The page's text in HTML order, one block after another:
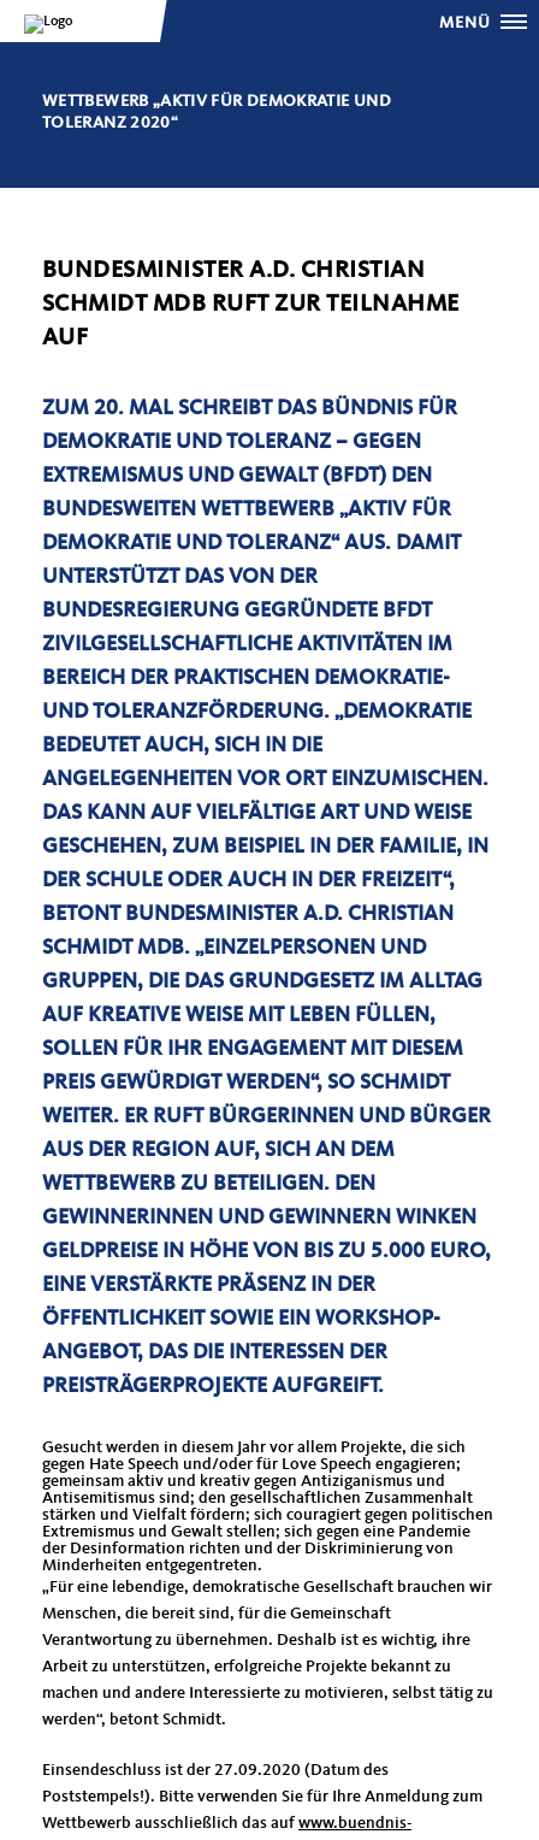
MENÜ
WETTBEWERB „AKTIV FÜR DEMOKRATIE UND
TOLERANZ 2020“
BUNDESMINISTER A.D. CHRISTIAN
SCHMIDT MDB RUFT ZUR TEILNAHME
AUF
ZUM 20. MAL SCHREIBT DAS BÜNDNIS FÜR
DEMOKRATIE UND TOLERANZ – GEGEN
EXTREMISMUS UND GEWALT (BFDT) DEN
BUNDESWEITEN WETTBEWERB „AKTIV FÜR
DEMOKRATIE UND TOLERANZ“ AUS. DAMIT
UNTERSTÜTZT DAS VON DER
BUNDESREGIERUNG GEGRÜNDETE BFDT
ZIVILGESELLSCHAFTLICHE AKTIVITÄTEN IM
BEREICH DER PRAKTISCHEN DEMOKRATIE-
UND TOLERANZFÖRDERUNG. „DEMOKRATIE
BEDEUTET AUCH, SICH IN DIE
ANGELEGENHEITEN VOR ORT EINZUMISCHEN.
DAS KANN AUF VIELFÄLTIGE ART UND WEISE
GESCHEHEN, ZUM BEISPIEL IN DER FAMILIE, IN
DER SCHULE ODER AUCH IN DER FREIZEIT“,
BETONT BUNDESMINISTER A.D. CHRISTIAN
SCHMIDT MDB. „EINZELPERSONEN UND
GRUPPEN, DIE DAS GRUNDGESETZ IM ALLTAG
AUF KREATIVE WEISE MIT LEBEN FÜLLEN,
SOLLEN FÜR IHR ENGAGEMENT MIT DIESEM
PREIS GEWÜRDIGT WERDEN“, SO SCHMIDT
WEITER. ER RUFT BÜRGERINNEN UND BÜRGER
AUS DER REGION AUF, SICH AN DEM
WETTBEWERB ZU BETEILIGEN. DEN
GEWINNERINNEN UND GEWINNERN WINKEN
GELDPREISE IN HÖHE VON BIS ZU 5.000 EURO,
EINE VERSTÄRKTE PRÄSENZ IN DER
ÖFFENTLICHKEIT SOWIE EIN WORKSHOP-
ANGEBOT, DAS DIE INTERESSEN DER
PREISTRÄGERPROJEKTE AUFGREIFT.
Gesucht werden in diesem Jahr vor allem Projekte, die sich
gegen Hate Speech und/oder für Love Speech engagieren;
gemeinsam aktiv und kreativ gegen Antiziganismus und
Antisemitismus sind; den gesellschaftlichen Zusammenhalt
stärken und Vielfalt fördern; sich couragiert gegen politischen
Extremismus und Gewalt stellen; sich gegen eine Pandemie
der Desinformation richten und der Diskriminierung von
Minderheiten entgegentreten.
Für eine lebendige, demokratische Gesellschaft brauchen wir
Menschen, die bereit sind, für die Gemeinschaft
Verantwortung zu übernehmen. Deshalb ist es wichtig, ihre
Arbeit zu unterstützen, erfolgreiche Projekte bekannt zu
machen und andere Interessierte zu motivieren, selbst tätig zu
werden“, betont Schmidt.
Einsendeschluss ist der 27.09.2020 (Datum des
Poststempels!). Bitte verwenden Sie für Ihre Anmeldung zum
Wettbewerb ausschließlich das auf www.buendnis-